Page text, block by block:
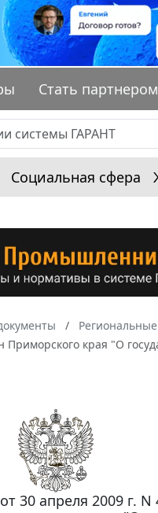
Стать партнером
Социальная сфера
Региональные
края "О
30 апреля 2009 г.